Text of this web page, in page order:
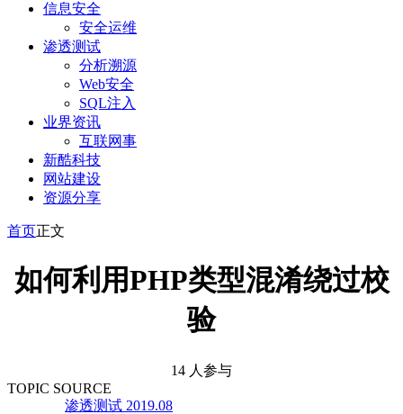
信息安全
安全运维
渗透测试
分析溯源
Web安全
SQL注入
业界资讯
互联网事
新酷科技
网站建设
资源分享
首页正文
如何利用PHP类型混淆绕过校
验
14 人参与
TOPIC SOURCE
渗透测试 2019.08